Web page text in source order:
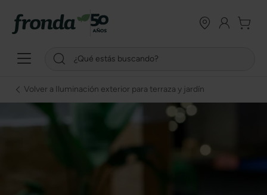
Volver a Iluminación exterior para terraza y jardín